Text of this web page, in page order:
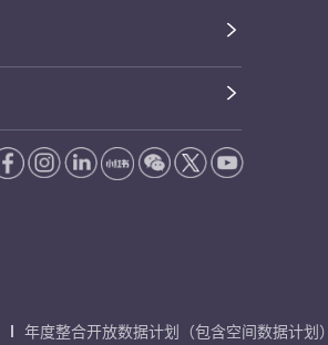
年度整合开放数据计划（包含空间数据计划）